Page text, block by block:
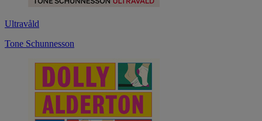
Ultravåld
Tone Schunnesson